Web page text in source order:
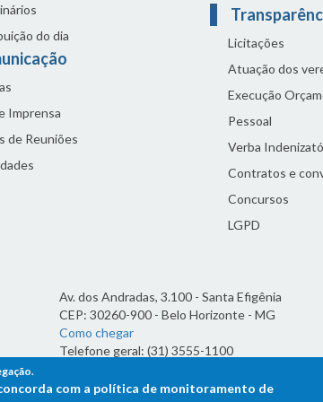
do dia
Imprensa
de Reuniões
Licitações
Atuação dos
Execução
Pessoal
Verba
Contratos e
Concursos
LGPD
Av. dos Andradas, 3.100 - Santa Efigênia
CEP: 30260-900 - Belo Horizonte - MG
Como chegar
Telefone geral: (31) 3555-1100
7h às 19h
com a política de monitoramento de